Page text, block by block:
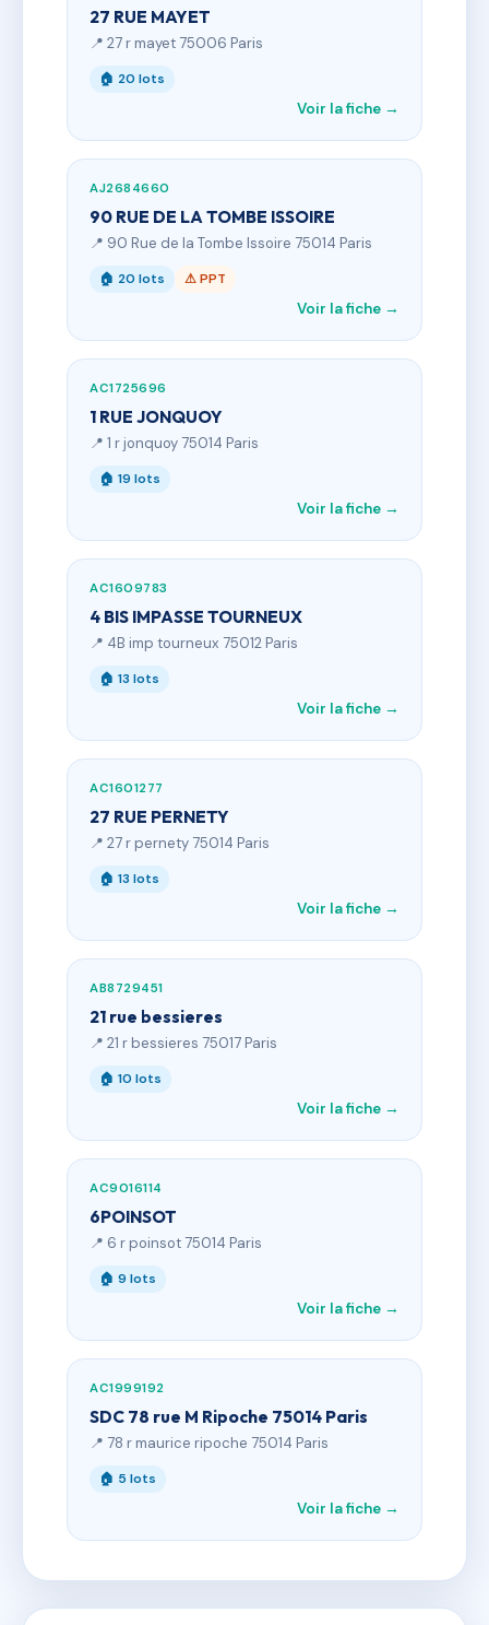
27 RUE MAYET
📍 27 r mayet 75006 Paris
🏠 20 lots
Voir la fiche →
AJ2684660
90 RUE DE LA TOMBE ISSOIRE
📍 90 Rue de la Tombe Issoire 75014 Paris
🏠 20 lots ⚠ PPT
Voir la fiche →
AC1725696
1 RUE JONQUOY
📍 1 r jonquoy 75014 Paris
🏠 19 lots
Voir la fiche →
AC1609783
4 BIS IMPASSE TOURNEUX
📍 4B imp tourneux 75012 Paris
🏠 13 lots
Voir la fiche →
AC1601277
27 RUE PERNETY
📍 27 r pernety 75014 Paris
🏠 13 lots
Voir la fiche →
AB8729451
21 rue bessieres
📍 21 r bessieres 75017 Paris
🏠 10 lots
Voir la fiche →
AC9016114
6POINSOT
📍 6 r poinsot 75014 Paris
🏠 9 lots
Voir la fiche →
AC1999192
SDC 78 rue M Ripoche 75014 Paris
📍 78 r maurice ripoche 75014 Paris
🏠 5 lots
Voir la fiche →